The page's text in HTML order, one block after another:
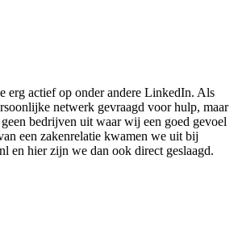
erg actief op onder andere LinkedIn. Als
netwerk gevraagd voor hulp, maar
bedrijven uit waar wij een goed gevoel
een zakenrelatie kwamen we uit bij
en hier zijn we dan ook direct geslaagd.